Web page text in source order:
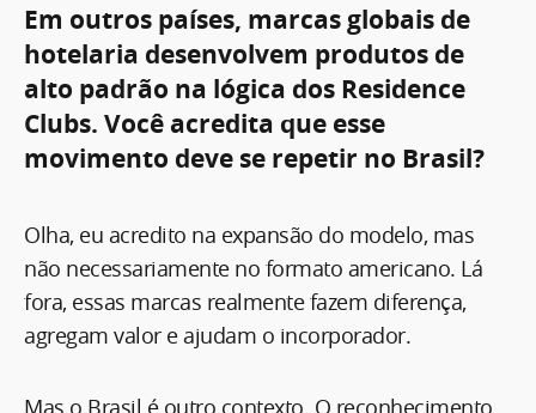
Em outros países, marcas globais de
hotelaria desenvolvem produtos de
alto padrão na lógica dos Residence
Clubs. Você acredita que esse
movimento deve se repetir no Brasil?
Olha, eu acredito na expansão do modelo, mas
não necessariamente no formato americano. Lá
fora, essas marcas realmente fazem diferença,
agregam valor e ajudam o incorporador.
Mas o Brasil é outro contexto. O reconhecimento